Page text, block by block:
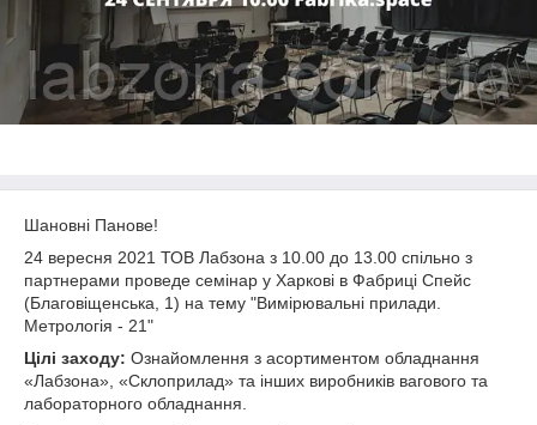
Шановні Панове!
24 вересня 2021 ТОВ Лабзона з 10.00 до 13.00 спільно з
партнерами проведе семінар у Харкові в Фабриці Спейс
(Благовіщенська, 1) на тему "Вимірювальні прилади.
Метрологія - 21"
Цілі заходу: Ознайомлення з асортиментом обладнання
«Лабзона», «Склоприлад» та інших виробників вагового та
лабораторного обладнання.